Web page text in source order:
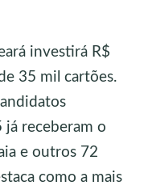
investirá R$
35 mil cartões.
já receberam o
e outros 72
como a mais